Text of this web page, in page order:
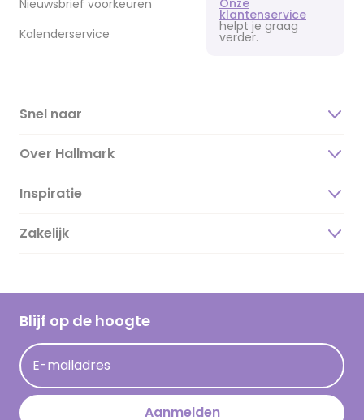
Nieuwsbrief voorkeuren
Kalenderservice
klantenservice
helpt je graag
verder.
Snel naar
Over Hallmark
Over ons
Duurzaamheid
Hallmark Kaartclub
Acties
Persberichten
Hallmark en Kinderpostzegels
Inspiratie
Magazine
Cadeau inspiratie
Kaartinspiratie
Zakelijk
Blijf op de hoogte
E-mailadres
Aanmelden